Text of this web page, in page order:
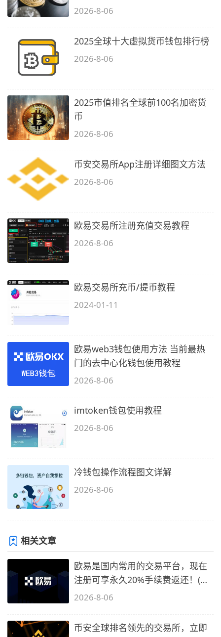
2026-8-06
2025全球十大虚拟货币钱包排行榜
2026-8-06
2025市值排名全球前100名加密货
币
2026-8-06
币安交易所App注册详细图文方法
2026-8-06
欧易交易所注册充值交易教程
2026-8-06
欧易交易所充币/提币教程
2024-01-11
欧易web3钱包使用方法 当前最热
门的去中心化钱包使用教程
2026-8-06
imtoken钱包使用教程
2026-8-06
冷钱包操作流程图文详解
2026-8-06
相关文章
欧易是国内常用的交易平台，现在
注册可享永久20%手续费返还！(必
备1)
2026-8-06
币安全球排名领先的交易所，立即